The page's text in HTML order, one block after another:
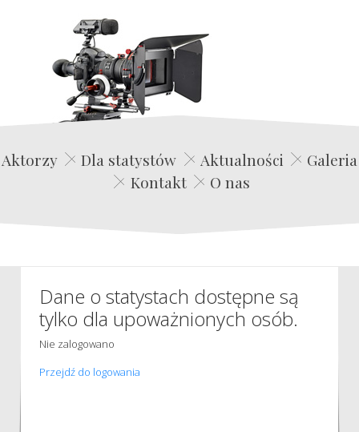
Edwin Film Agencja Aktorska
Aktorzy Dla statystów Aktualności
Galeria
Kontakt
O nas
Dane o statystach dostępne są
tylko dla upoważnionych osób.
Nie zalogowano
Przejdź do logowania